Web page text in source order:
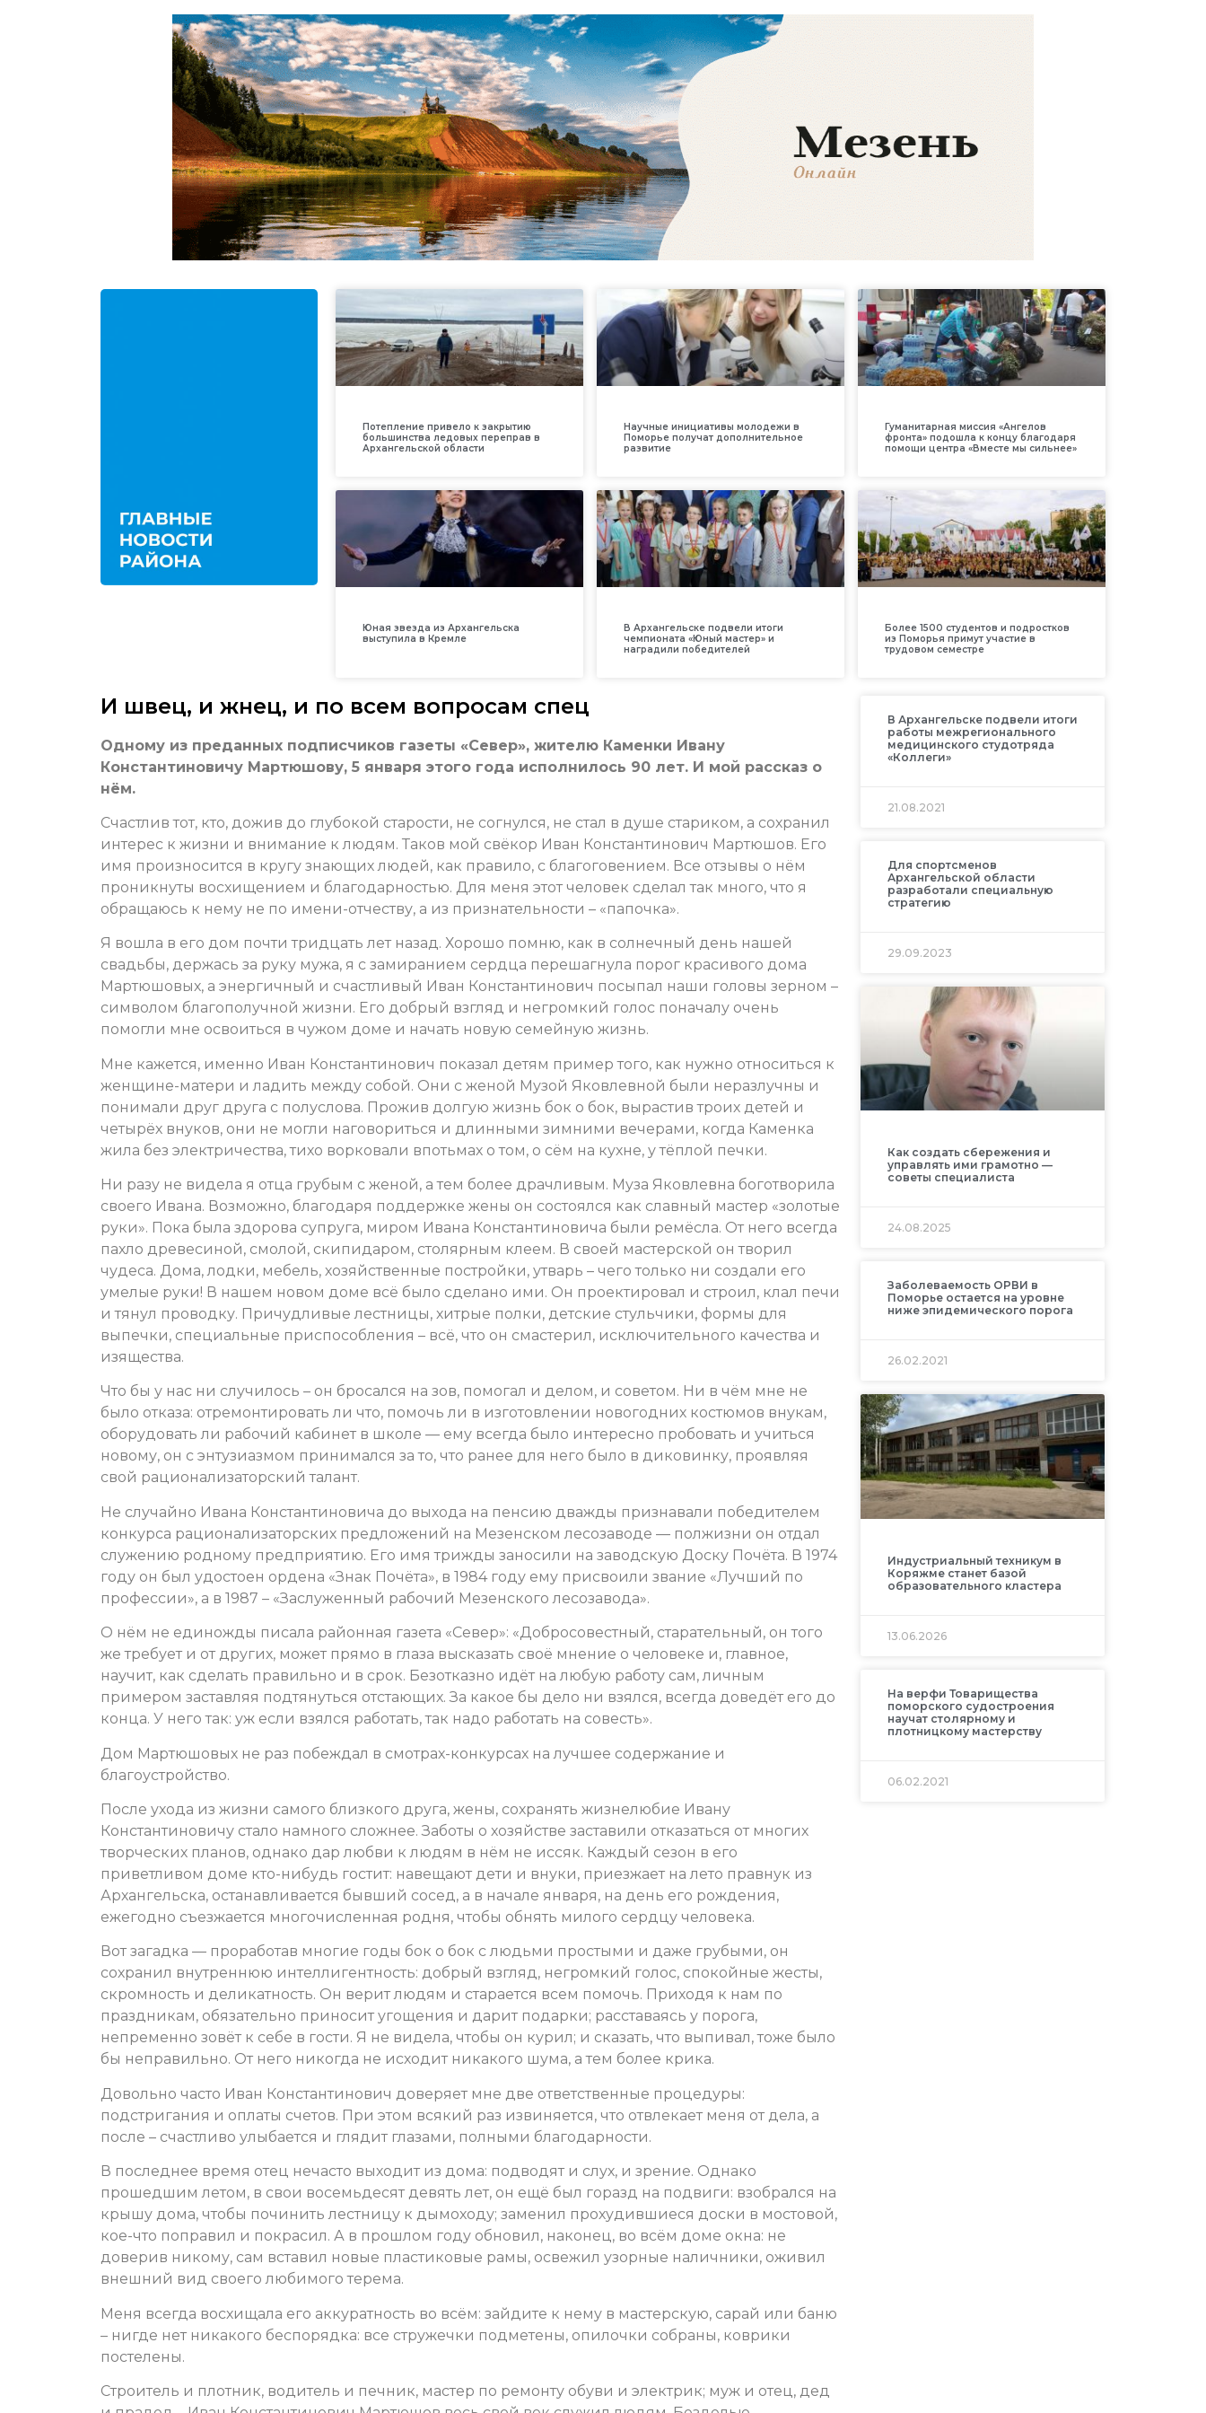
Потепление привело к закрытию
большинства ледовых переправ в
Архангельской области
Научные инициативы молодежи в
Поморье получат дополнительное
развитие
Гуманитарная миссия «Ангелов
фронта» подошла к концу благодаря
помощи центра «Вместе мы сильнее»
Юная звезда из Архангельска
выступила в Кремле
В Архангельске подвели итоги
чемпионата «Юный мастер» и
наградили победителей
Более 1500 студентов и подростков
из Поморья примут участие в
трудовом семестре
И швец, и жнец, и по всем вопросам спец
Одному из преданных подписчиков газеты «Север», жителю Каменки Ивану
Константиновичу Мартюшову, 5 января этого года исполнилось 90 лет. И мой рассказ о
нём.
Счастлив тот, кто, дожив до глубокой старости, не согнулся, не стал в душе стариком, а сохранил
интерес к жизни и внимание к людям. Таков мой свёкор Иван Константинович Мартюшов. Его
имя произносится в кругу знающих людей, как правило, с благоговением. Все отзывы о нём
проникнуты восхищением и благодарностью. Для меня этот человек сделал так много, что я
обращаюсь к нему не по имени-отчеству, а из признательности – «папочка».
Я вошла в его дом почти тридцать лет назад. Хорошо помню, как в солнечный день нашей
свадьбы, держась за руку мужа, я с замиранием сердца перешагнула порог красивого дома
Мартюшовых, а энергичный и счастливый Иван Константинович посыпал наши головы зерном –
символом благополучной жизни. Его добрый взгляд и негромкий голос поначалу очень
помогли мне освоиться в чужом доме и начать новую семейную жизнь.
Мне кажется, именно Иван Константинович показал детям пример того, как нужно относиться к
женщине-матери и ладить между собой. Они с женой Музой Яковлевной были неразлучны и
понимали друг друга с полуслова. Прожив долгую жизнь бок о бок, вырастив троих детей и
четырёх внуков, они не могли наговориться и длинными зимними вечерами, когда Каменка
жила без электричества, тихо ворковали впотьмах о том, о сём на кухне, у тёплой печки.
Ни разу не видела я отца грубым с женой, а тем более драчливым. Муза Яковлевна боготворила
своего Ивана. Возможно, благодаря поддержке жены он состоялся как славный мастер «золотые
руки». Пока была здорова супруга, миром Ивана Константиновича были ремёсла. От него всегда
пахло древесиной, смолой, скипидаром, столярным клеем. В своей мастерской он творил
чудеса. Дома, лодки, мебель, хозяйственные постройки, утварь – чего только ни создали его
умелые руки! В нашем новом доме всё было сделано ими. Он проектировал и строил, клал печи
и тянул проводку. Причудливые лестницы, хитрые полки, детские стульчики, формы для
выпечки, специальные приспособления – всё, что он смастерил, исключительного качества и
изящества.
Что бы у нас ни случилось – он бросался на зов, помогал и делом, и советом. Ни в чём мне не
было отказа: отремонтировать ли что, помочь ли в изготовлении новогодних костюмов внукам,
оборудовать ли рабочий кабинет в школе — ему всегда было интересно пробовать и учиться
новому, он с энтузиазмом принимался за то, что ранее для него было в диковинку, проявляя
свой рационализаторский талант.
Не случайно Ивана Константиновича до выхода на пенсию дважды признавали победителем
конкурса рационализаторских предложений на Мезенском лесозаводе — полжизни он отдал
служению родному предприятию. Его имя трижды заносили на заводскую Доску Почёта. В 1974
году он был удостоен ордена «Знак Почёта», в 1984 году ему присвоили звание «Лучший по
профессии», а в 1987 – «Заслуженный рабочий Мезенского лесозавода».
О нём не единожды писала районная газета «Север»: «Добросовестный, старательный, он того
же требует и от других, может прямо в глаза высказать своё мнение о человеке и, главное,
научит, как сделать правильно и в срок. Безотказно идёт на любую работу сам, личным
примером заставляя подтянуться отстающих. За какое бы дело ни взялся, всегда доведёт его до
конца. У него так: уж если взялся работать, так надо работать на совесть».
Дом Мартюшовых не раз побеждал в смотрах-конкурсах на лучшее содержание и
благоустройство.
После ухода из жизни самого близкого друга, жены, сохранять жизнелюбие Ивану
Константиновичу стало намного сложнее. Заботы о хозяйстве заставили отказаться от многих
творческих планов, однако дар любви к людям в нём не иссяк. Каждый сезон в его
приветливом доме кто-нибудь гостит: навещают дети и внуки, приезжает на лето правнук из
Архангельска, останавливается бывший сосед, а в начале января, на день его рождения,
ежегодно съезжается многочисленная родня, чтобы обнять милого сердцу человека.
Вот загадка — проработав многие годы бок о бок с людьми простыми и даже грубыми, он
сохранил внутреннюю интеллигентность: добрый взгляд, негромкий голос, спокойные жесты,
скромность и деликатность. Он верит людям и старается всем помочь. Приходя к нам по
праздникам, обязательно приносит угощения и дарит подарки; расставаясь у порога,
непременно зовёт к себе в гости. Я не видела, чтобы он курил; и сказать, что выпивал, тоже было
бы неправильно. От него никогда не исходит никакого шума, а тем более крика.
Довольно часто Иван Константинович доверяет мне две ответственные процедуры:
подстригания и оплаты счетов. При этом всякий раз извиняется, что отвлекает меня от дела, а
после – счастливо улыбается и глядит глазами, полными благодарности.
В последнее время отец нечасто выходит из дома: подводят и слух, и зрение. Однако
прошедшим летом, в свои восемьдесят девять лет, он ещё был горазд на подвиги: взобрался на
крышу дома, чтобы починить лестницу к дымоходу; заменил прохудившиеся доски в мостовой,
кое-что поправил и покрасил. А в прошлом году обновил, наконец, во всём доме окна: не
доверив никому, сам вставил новые пластиковые рамы, освежил узорные наличники, оживил
внешний вид своего любимого терема.
Меня всегда восхищала его аккуратность во всём: зайдите к нему в мастерскую, сарай или баню
– нигде нет никакого беспорядка: все стружечки подметены, опилочки собраны, коврики
постелены.
Строитель и плотник, водитель и печник, мастер по ремонту обуви и электрик; муж и отец, дед
В Архангельске подвели итоги
работы межрегионального
медицинского студотряда
«Коллеги»
21.08.2021
Для спортсменов
Архангельской области
разработали специальную
стратегию
29.09.2023
Как создать сбережения и
управлять ими грамотно —
советы специалиста
24.08.2025
Заболеваемость ОРВИ в
Поморье остается на уровне
ниже эпидемического порога
26.02.2021
Индустриальный техникум в
Коряжме станет базой
образовательного кластера
13.06.2026
На верфи Товарищества
поморского судостроения
научат столярному и
плотницкому мастерству
06.02.2021